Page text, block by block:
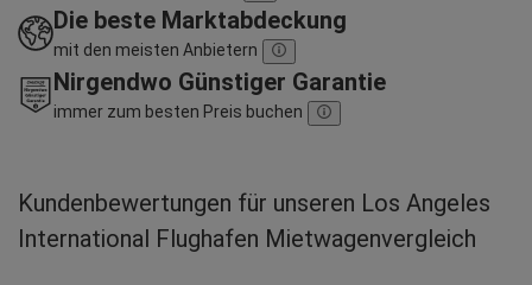
Die beste Marktabdeckung
mit den meisten Anbietern
Nirgendwo Günstiger Garantie
immer zum besten Preis buchen
Kundenbewertungen für unseren Los Angeles
International Flughafen Mietwagenvergleich